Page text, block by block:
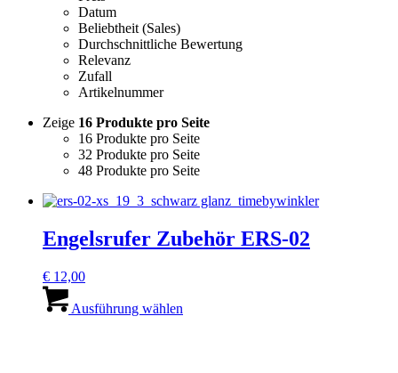
Datum
Beliebtheit (Sales)
Durchschnittliche Bewertung
Relevanz
Zufall
Artikelnummer
Zeige 16 Produkte pro Seite
16 Produkte pro Seite
32 Produkte pro Seite
48 Produkte pro Seite
Engelsrufer Zubehör ERS-02
€ 12,00
Ausführung wählen